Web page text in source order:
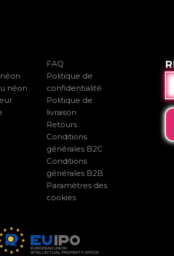
néon
FAQ
Politique de
confidentialité
Politique de
livraison
Retours
Conditions
générales B2C
Conditions
générales B2B
Paramètres des
cookies